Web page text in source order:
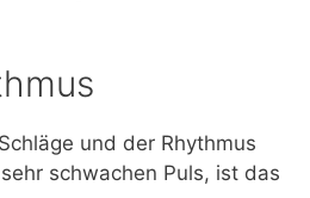
und der Rhythmus
schwachen Puls, ist das